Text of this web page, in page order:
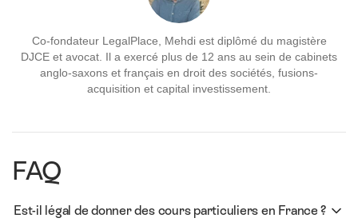
Co-fondateur LegalPlace, Mehdi est diplômé du magistère
DJCE et avocat. Il a exercé plus de 12 ans au sein de cabinets
anglo-saxons et français en droit des sociétés, fusions-
acquisition et capital investissement.
FAQ
Est-il légal de donner des cours particuliers en France ?